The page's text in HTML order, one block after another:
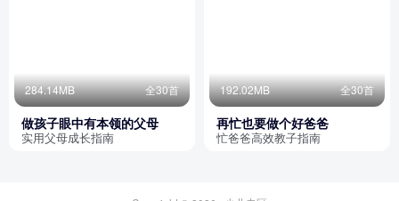
284.14MB 全30首
做孩子眼中有本领的父母
实用父母成长指南
192.02MB 全30首
再忙也要做个好爸爸
忙爸爸高效教子指南